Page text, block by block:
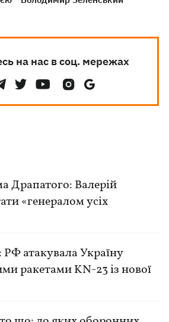
на нас в соц. мережах
Драпатого: Валерій
«генералом усіх
атакувала Україну
ракетами KN-23 із нової